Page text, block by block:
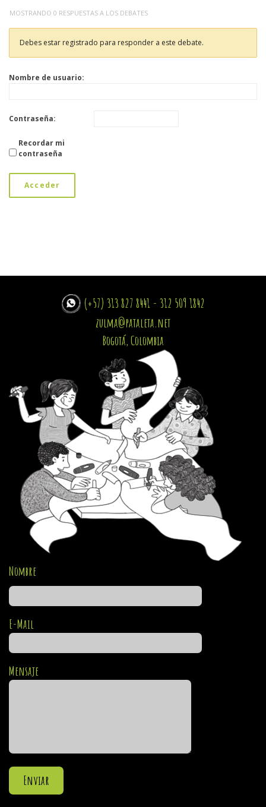
MOSTRANDO 0 RESPUESTAS A LOS DEBATES
Debes estar registrado para responder a este debate.
Nombre de usuario:
Contraseña:
Recordar mi
contraseña
Acceder
(+57) 313 827 8441 - 312 509 1842
zulma@pataleta.net
Bogotá, Colombia
Nombre
E-Mail
Mensaje